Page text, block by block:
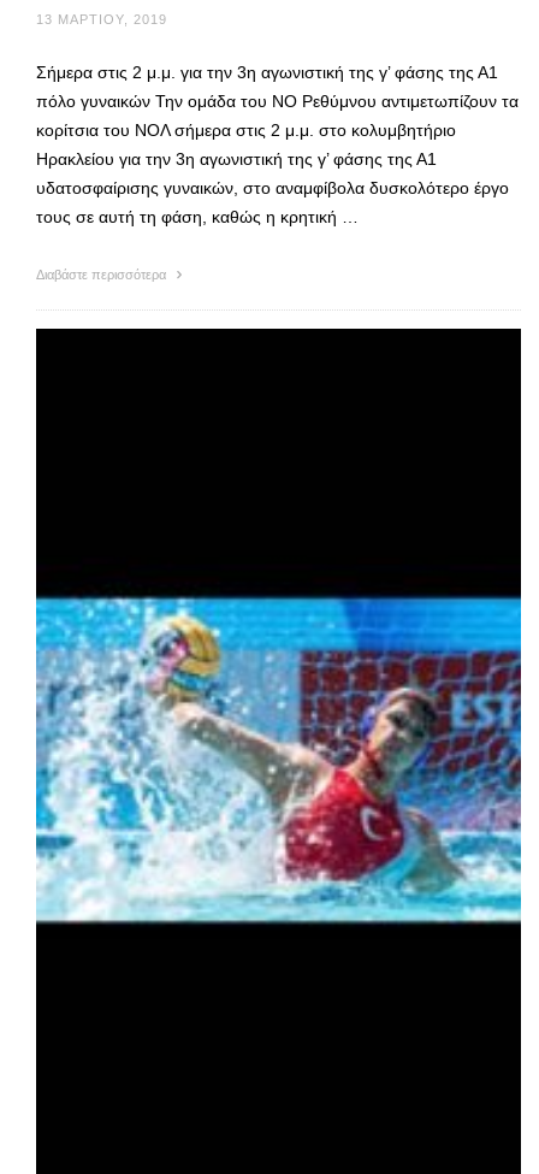
13 ΜΑΡΤΊΟΥ, 2019
Σήμερα στις 2 μ.μ. για την 3η αγωνιστική της γ’ φάσης της Α1
πόλο γυναικών Την ομάδα του ΝΟ Ρεθύμνου αντιμετωπίζουν τα
κορίτσια του ΝΟΛ σήμερα στις 2 μ.μ. στο κολυμβητήριο
Ηρακλείου για την 3η αγωνιστική της γ’ φάσης της Α1
υδατοσφαίρισης γυναικών, στο αναμφίβολα δυσκολότερο έργο
τους σε αυτή τη φάση, καθώς η κρητική …
Διαβάστε περισσότερα